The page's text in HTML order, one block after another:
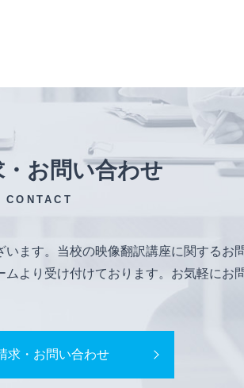
・お問い合わせ
CONTACT
ます。当校の映像翻訳講座に関するお
より受け付けております。お気軽にお
求・お問い合わせ